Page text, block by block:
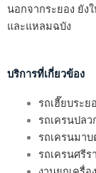
นอกจากระยอง ยัง
และแหลมฉบัง
บริการที่เกี่ยวข้อง
รถเฮี๊ยบระย
รถเครนปลว
รถเครนมา
รถเครนศรีร